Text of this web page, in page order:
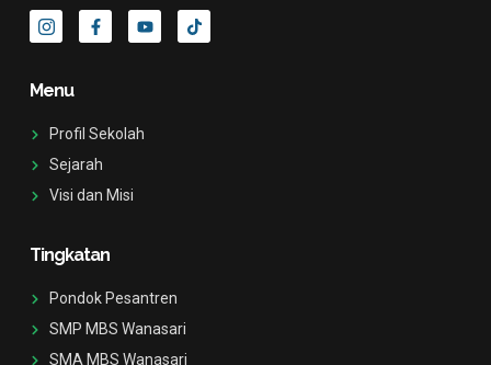
I
c
o
-
i
s
a
r
-
1
F
a
c
k
f
Y
o
u
T
i
k
Menu
Profil Sekolah
Sejarah
Visi dan Misi
Tingkatan
Pondok Pesantren
SMP MBS Wanasari
SMA MBS Wanasari